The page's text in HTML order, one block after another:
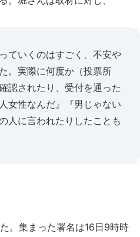
ていくのはすごく、不安や
。実際に何度か（投票所
認されたり、受付を通った
女性なんだ』『男じゃない
人に言われたりしたことも
。集まった署名は16日9時時